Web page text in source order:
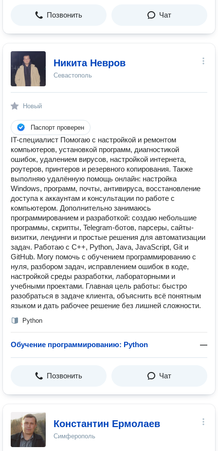
Позвонить Чат
Никита Невров
Севастополь
Новый
Паспорт проверен
IT-специалист Помогаю с настройкой и ремонтом
компьютеров, установкой программ, диагностикой
ошибок, удалением вирусов, настройкой интернета,
роутеров, принтеров и резервного копирования. Также
выполняю удалённую помощь онлайн: настройка
Windows, программ, почты, антивируса, восстановление
доступа к аккаунтам и консультации по работе с
компьютером. Дополнительно занимаюсь
программированием и разработкой: создаю небольшие
программы, скрипты, Telegram-ботов, парсеры, сайты-
визитки, лендинги и простые решения для автоматизации
задач. Работаю с C++, Python, Java, JavaScript, Git и
GitHub. Могу помочь с обучением программированию с
нуля, разбором задач, исправлением ошибок в коде,
настройкой среды разработки, лабораторными и
учебными проектами. Главная цель работы: быстро
разобраться в задаче клиента, объяснить всё понятным
языком и дать рабочее решение без лишней сложности.
Python
Обучение программированию: Python —
Позвонить Чат
Константин Ермолаев
Симферополь